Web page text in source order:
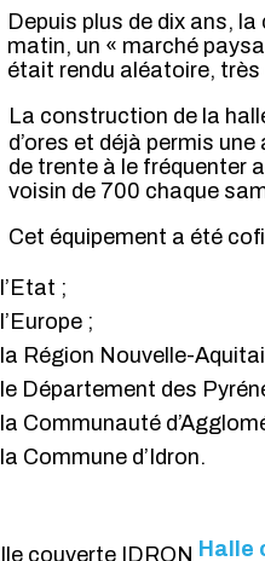
Depuis plus de dix ans,
matin, un « marché
était rendu aléatoire,
La construction de la
d’ores et déjà permis
de trente à le fréquenter
voisin de 700 chaque
Cet équipement a été
l’Etat ;
l’Europe ;
la Région Nouvelle-
le Département des
la Communauté
la Commune d’Idron.
Halle